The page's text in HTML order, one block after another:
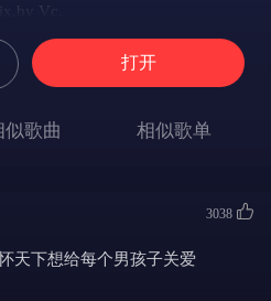
Vc.
坐在靠窗第四排
发映射她的脸蛋
深入爱情的苦海
感冒我都会去买药
像星星一样得不到
六月最后一天
打开
似歌曲 相似歌单
3038
天下想给每个男孩子关爱